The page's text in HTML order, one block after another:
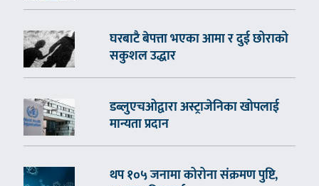
घरबाटै बेपत्ता भएका आमा र दुई छोराको
सकुशल उद्धार
डब्लुएचओद्वारा अस्ट्राजेनिका खोपलाई
मान्यता प्रदान
थप १०५ जनामा कोरोना संक्रमण पुष्टि,